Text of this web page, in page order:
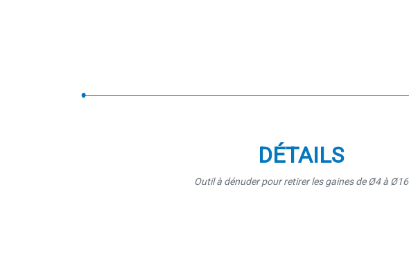
DÉTAILS
Outil à dénuder pour retirer les gaines de Ø4 à Ø16